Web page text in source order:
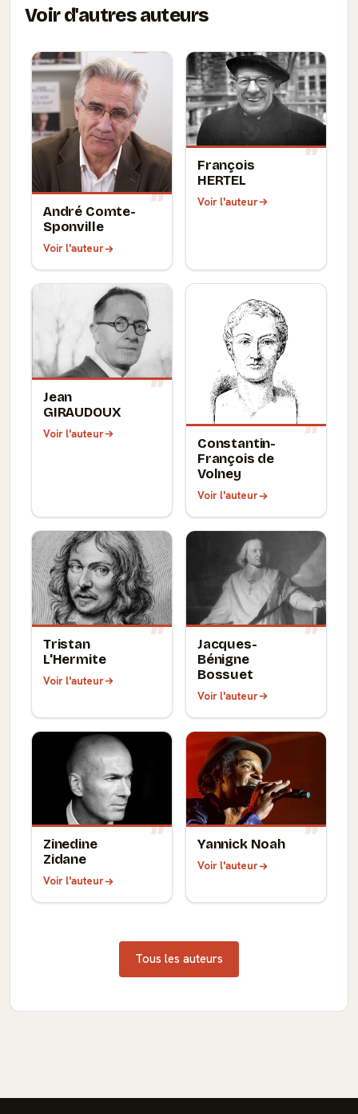
Voir d'autres auteurs
André Comte-
Sponville
Voir l'auteur
François
HERTEL
Voir l'auteur
Jean
GIRAUDOUX
Voir l'auteur
Constantin-
François de
Volney
Voir l'auteur
Tristan
L'Hermite
Voir l'auteur
Jacques-
Bénigne
Bossuet
Voir l'auteur
Zinedine
Zidane
Voir l'auteur
Yannick Noah
Voir l'auteur
Tous les auteurs